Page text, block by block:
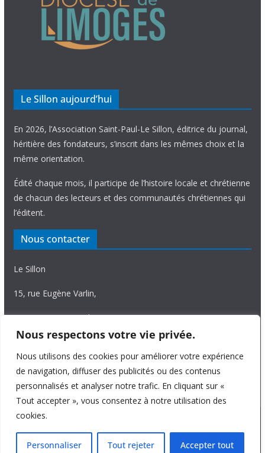
Nous respectons votre vie privée.
Nous utilisons des cookies pour améliorer votre expérience
de navigation, diffuser des publicités ou des contenus
personnalisés et analyser notre trafic. En cliquant sur «
Tout accepter », vous consentez à notre utilisation des
cookies.
Personnaliser Tout rejeter Accepter tout
Le Sillon aujourd’hui
En 2026, l’Association Saint-Paul-Le Sillon, éditrice du journal,
héritière des fondateurs, s’inscrit dans les mêmes choix et la
même orientation.
Édité chaque mois, il participe de l’histoire locale et chrétienne
de chacun des lecteurs et des communautés chrétiennes qui
l’éditent.
Nous contacter
Le Sillon
15, rue Eugène Varlin,
87036 Limoges Cedex.
Tél. 05 55 06 14 15
Nous écrire
Copyright © 2026 Le Sillon
. All rights reserved.